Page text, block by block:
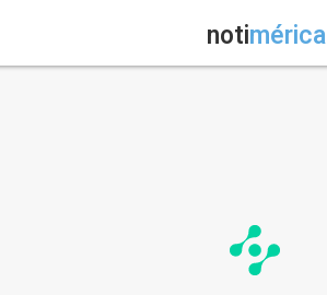
notimérica